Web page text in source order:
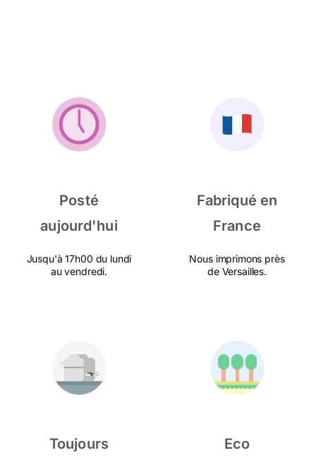
Posté
aujourd'hui
Jusqu'à 17h00 du lundi
au vendredi.
Fabriqué en
France
Nous imprimons près
de Versailles.
Toujours
Eco